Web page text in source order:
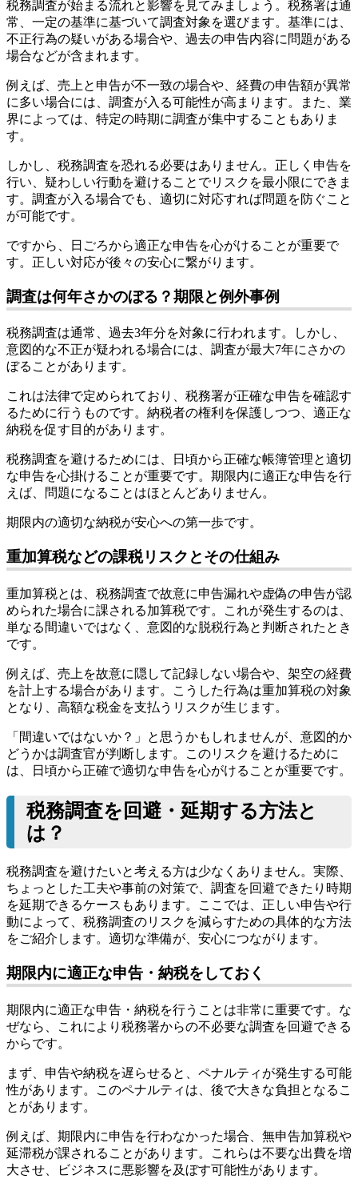
税務調査が始まる流れと影響を見てみましょう。税務署は通
常、一定の基準に基づいて調査対象を選びます。基準には、
不正行為の疑いがある場合や、過去の申告内容に問題がある
場合などが含まれます。
例えば、売上と申告が不一致の場合や、経費の申告額が異常
に多い場合には、調査が入る可能性が高まります。また、業
界によっては、特定の時期に調査が集中することもありま
す。
しかし、税務調査を恐れる必要はありません。正しく申告を
行い、疑わしい行動を避けることでリスクを最小限にできま
す。調査が入る場合でも、適切に対応すれば問題を防ぐこと
が可能です。
ですから、日ごろから適正な申告を心がけることが重要で
す。正しい対応が後々の安心に繋がります。
調査は何年さかのぼる？期限と例外事例
税務調査は通常、過去3年分を対象に行われます。しかし、
意図的な不正が疑われる場合には、調査が最大7年にさかの
ぼることがあります。
これは法律で定められており、税務署が正確な申告を確認す
るために行うものです。納税者の権利を保護しつつ、適正な
納税を促す目的があります。
税務調査を避けるためには、日頃から正確な帳簿管理と適切
な申告を心掛けることが重要です。期限内に適正な申告を行
えば、問題になることはほとんどありません。
期限内の適切な納税が安心への第一歩です。
重加算税などの課税リスクとその仕組み
重加算税とは、税務調査で故意に申告漏れや虚偽の申告が認
められた場合に課される加算税です。これが発生するのは、
単なる間違いではなく、意図的な脱税行為と判断されたとき
です。
例えば、売上を故意に隠して記録しない場合や、架空の経費
を計上する場合があります。こうした行為は重加算税の対象
となり、高額な税金を支払うリスクが生じます。
「間違いではないか？」と思うかもしれませんが、意図的か
どうかは調査官が判断します。このリスクを避けるために
は、日頃から正確で適切な申告を心がけることが重要です。
税務調査を回避・延期する方法と
は？
税務調査を避けたいと考える方は少なくありません。実際、
ちょっとした工夫や事前の対策で、調査を回避できたり時期
を延期できるケースもあります。ここでは、正しい申告や行
動によって、税務調査のリスクを減らすための具体的な方法
をご紹介します。適切な準備が、安心につながります。
期限内に適正な申告・納税をしておく
期限内に適正な申告・納税を行うことは非常に重要です。な
ぜなら、これにより税務署からの不必要な調査を回避できる
からです。
まず、申告や納税を遅らせると、ペナルティが発生する可能
性があります。このペナルティは、後で大きな負担となるこ
とがあります。
例えば、期限内に申告を行わなかった場合、無申告加算税や
延滞税が課されることがあります。これらは不要な出費を増
大させ、ビジネスに悪影響を及ぼす可能性があります。